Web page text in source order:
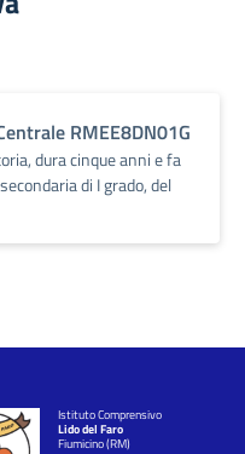
RMEE8DN01G
dura cinque anni e fa
di I grado, del
Istituto Comprensivo
Lido del Faro
Fiumicino (RM)